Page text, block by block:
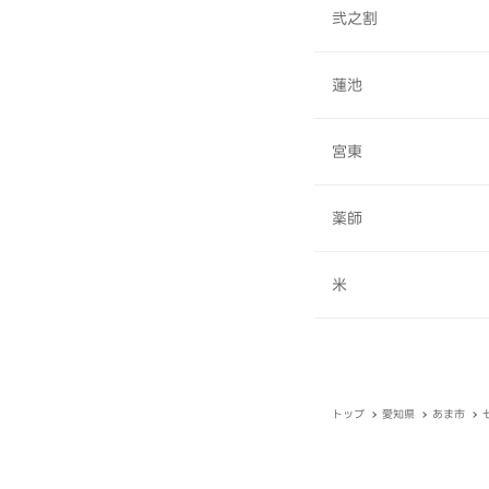
弐之割
蓮池
宮東
薬師
米
トップ 愛知県 あま市